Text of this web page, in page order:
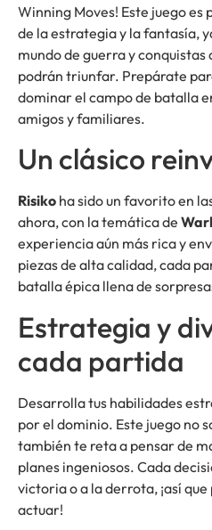
Winning Moves! Este juego
de la estrategia y la fantasía,
mundo de guerra y conquistas
podrán triunfar. Prepárate
dominar el campo de batalla
amigos y familiares.
Un clásico
Risiko ha sido un favorito en
ahora, con la temática de
experiencia aún más rica y
piezas de alta calidad, cada
batalla épica llena de
Estrategia y
cada partida
Desarrolla tus habilidades
por el dominio. Este juego no
también te reta a pensar de
planes ingeniosos. Cada
victoria o a la derrota, ¡así
actuar!